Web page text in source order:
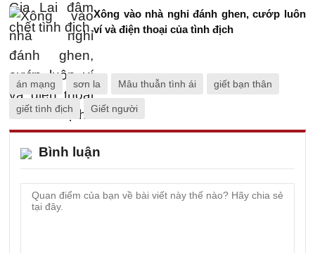
Xông vào nhà nghỉ đánh ghen, cướp luôn
ví và điện thoại của tình địch
án mạng sơn la Mâu thuẫn tình ái giết bạn thân
giết tình địch Giết người
Bình luận